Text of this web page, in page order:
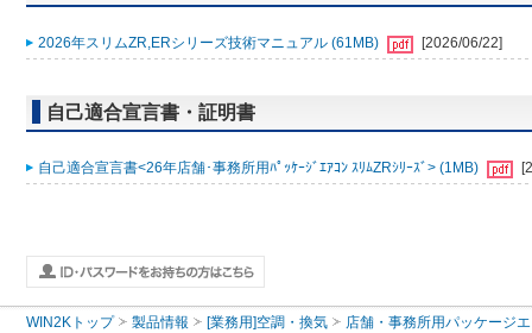
2026年スリムZR,ERシリーズ技術マニュアル (61MB) [2026/06/22]
自己適合宣言書・証明書
自己適合宣言書<26年店舗･事務所用ﾊﾟｯｹｰｼﾞｴｱｺﾝ ｽﾘﾑZRｼﾘｰｽﾞ> (1MB)
WIN2Kトップ 製品情報 [業務用]空調・換気 店舗・事務所用パッケージ